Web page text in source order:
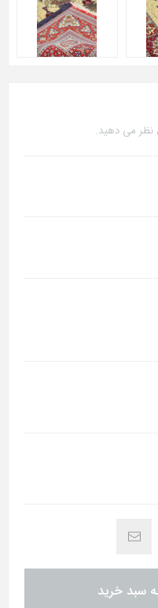
نظر می دهید.
سبد خرید